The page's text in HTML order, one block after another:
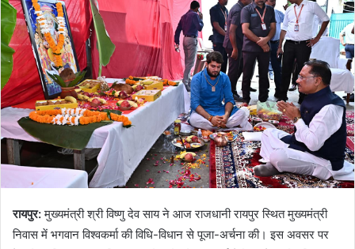
रायपुर:मुख्यमंत्री श्री विष्णु देव साय ने आज राजधानी रायपुर स्थित मुख्यमंत्री
निवास में भगवान विश्वकर्मा की विधि-विधान से पूजा-अर्चना की। इस अवसर पर